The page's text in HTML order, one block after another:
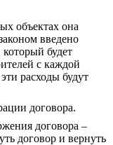
объектах она
введено
будет
с каждой
расходы будут
договора.
договора –
договор и вернуть